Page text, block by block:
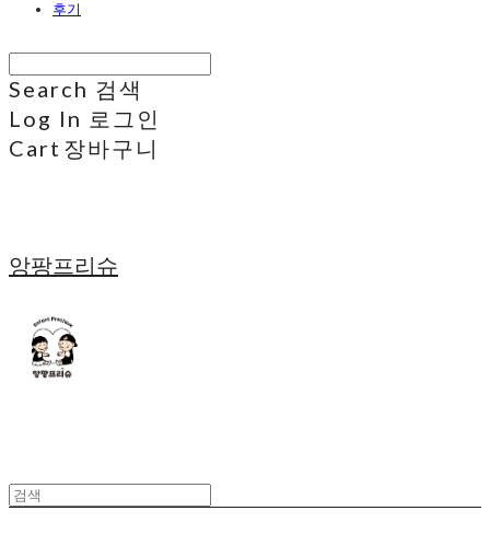
후기
Search 검색
Log In 로그인
Cart 장바구니
앙팡프리슈